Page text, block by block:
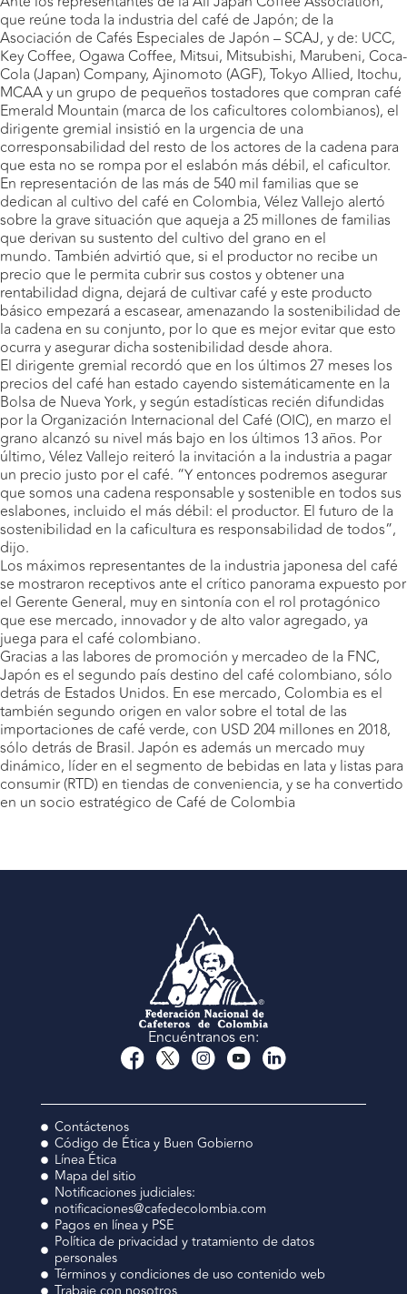
que reúne toda la industria del café de Japón; de la
Asociación de Cafés Especiales de Japón – SCAJ, y de: UCC,
Key Coffee, Ogawa Coffee, Mitsui, Mitsubishi, Marubeni, Coca-
Cola (Japan) Company, Ajinomoto (AGF), Tokyo Allied, Itochu,
MCAA y un grupo de pequeños tostadores que compran café
Emerald Mountain (marca de los caficultores colombianos), el
dirigente gremial insistió en la urgencia de una
corresponsabilidad del resto de los actores de la cadena para
que esta no se rompa por el eslabón más débil, el caficultor.
En representación de las más de 540 mil familias que se
dedican al cultivo del café en Colombia, Vélez Vallejo alertó
sobre la grave situación que aqueja a 25 millones de familias
que derivan su sustento del cultivo del grano en el
mundo. También advirtió que, si el productor no recibe un
precio que le permita cubrir sus costos y obtener una
rentabilidad digna, dejará de cultivar café y este producto
básico empezará a escasear, amenazando la sostenibilidad de
la cadena en su conjunto, por lo que es mejor evitar que esto
ocurra y asegurar dicha sostenibilidad desde ahora.
El dirigente gremial recordó que en los últimos 27 meses los
precios del café han estado cayendo sistemáticamente en la
Bolsa de Nueva York, y según estadísticas recién difundidas
por la Organización Internacional del Café (OIC), en marzo el
grano alcanzó su nivel más bajo en los últimos 13 años. Por
último, Vélez Vallejo reiteró la invitación a la industria a pagar
un precio justo por el café. “Y entonces podremos asegurar
que somos una cadena responsable y sostenible en todos sus
eslabones, incluido el más débil: el productor. El futuro de la
sostenibilidad en la caficultura es responsabilidad de todos”,
dijo.
Los máximos representantes de la industria japonesa del café
se mostraron receptivos ante el crítico panorama expuesto por
el Gerente General, muy en sintonía con el rol protagónico
que ese mercado, innovador y de alto valor agregado, ya
juega para el café colombiano.
Gracias a las labores de promoción y mercadeo de la FNC,
Japón es el segundo país destino del café colombiano, sólo
detrás de Estados Unidos. En ese mercado, Colombia es el
también segundo origen en valor sobre el total de las
importaciones de café verde, con USD 204 millones en 2018,
sólo detrás de Brasil. Japón es además un mercado muy
dinámico, líder en el segmento de bebidas en lata y listas para
consumir (RTD) en tiendas de conveniencia, y se ha convertido
en un socio estratégico de Café de Colombia
Encuéntranos en:
Contáctenos
Código de Ética y Buen Gobierno
Línea Ética
Mapa del sitio
Notificaciones judiciales:
notificaciones@cafedecolombia.com
Pagos en línea y PSE
Política de privacidad y tratamiento de datos
personales
Términos y condiciones de uso contenido web